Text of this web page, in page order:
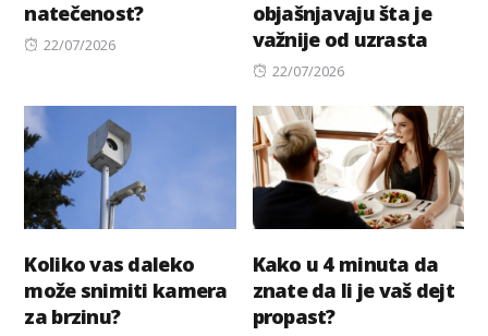
natečenost?
Posted
22/07/2026
objašnjavaju šta je
važnije od uzrasta
Posted
22/07/2026
Koliko vas daleko
može snimiti kamera
za brzinu?
Kako u 4 minuta da
znate da li je vaš dejt
propast?